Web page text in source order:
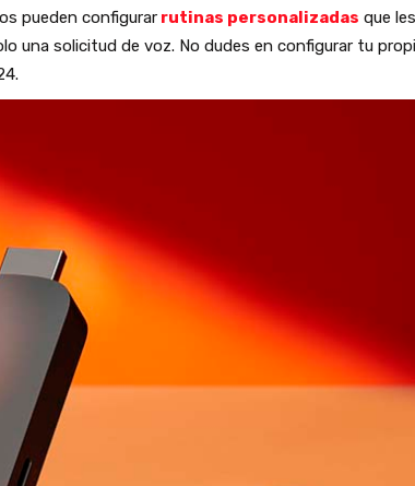
pueden configurar rutinas personalizadas que
una solicitud de voz. No dudes en configurar tu